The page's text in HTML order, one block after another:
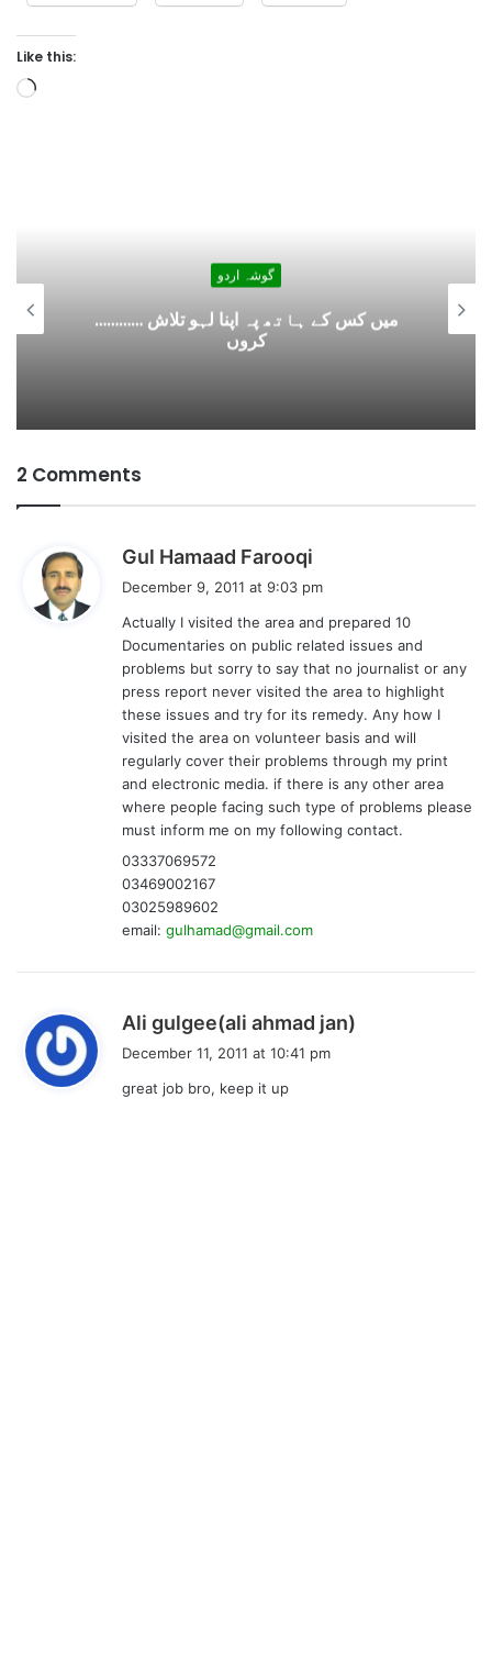
Like this:
…
گوشہ اردو
محکمہ تعلیم میں غیر قانونی بھرتیوں پر وزیر
تعلیم، سیکرٹری تعلیم اور دیگر ذمہ داروں کے
خلاف تحقیقات
2 Comments
Gul Hamaad Farooqi
s
:
December 9, 2011 at 9:03 pm
Actually I visited the area and prepared 10
Documentaries on public related issues and
problems but sorry to say that no journalist or any
press report never visited the area to highlight
these issues and try for its remedy. Any how I
visited the area on volunteer basis and will
regularly cover their problems through my print
and electronic media. if there is any other area
where people facing such type of problems please
must inform me on my following contact.
03337069572
03469002167
03025989602
email: gulhamad@gmail.com
Ali gulgee(ali ahmad jan)
December 11, 2011 at 10:41 pm
great job bro, keep it up